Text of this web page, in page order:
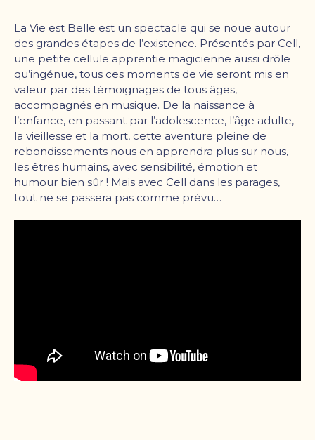
La Vie est Belle est un spectacle qui se noue autour
des grandes étapes de l’existence. Présentés par Cell,
une petite cellule apprentie magicienne aussi drôle
qu’ingénue, tous ces moments de vie seront mis en
valeur par des témoignages de tous âges,
accompagnés en musique. De la naissance à
l’enfance, en passant par l’adolescence, l’âge adulte,
la vieillesse et la mort, cette aventure pleine de
rebondissements nous en apprendra plus sur nous,
les êtres humains, avec sensibilité, émotion et
humour bien sûr ! Mais avec Cell dans les parages,
tout ne se passera pas comme prévu…